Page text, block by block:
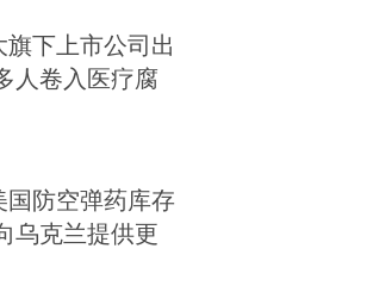
旗下上市公司出
人卷入医疗腐
国防空弹药库存
乌克兰提供更